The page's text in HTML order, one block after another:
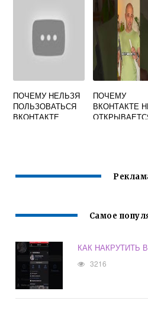
ПОЧЕМУ НЕЛЬЗЯ
ПОЛЬЗОВАТЬСЯ
ВКОНТАКТЕ
ПОЧЕМУ
ВКОНТАКТЕ
Самое
КАК НАКРУТИТЬ
3216